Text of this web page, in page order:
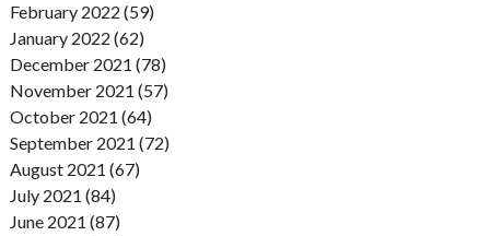
February 2022 (59)
January 2022 (62)
December 2021 (78)
November 2021 (57)
October 2021 (64)
September 2021 (72)
August 2021 (67)
July 2021 (84)
June 2021 (87)